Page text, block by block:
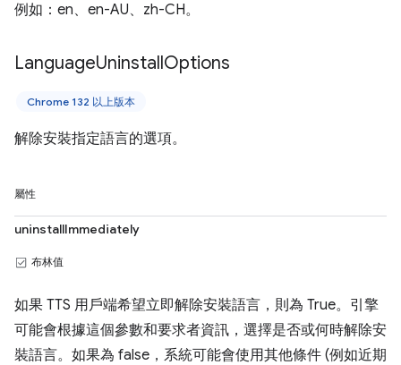
例如：en、en-AU、zh-CH。
LanguageUninstallOptions
Chrome 132 以上版本
解除安裝指定語言的選項。
屬性
uninstallImmediately
布林值
如果 TTS 用戶端希望立即解除安裝語言，則為 True。引擎
可能會根據這個參數和要求者資訊，選擇是否或何時解除安
裝語言。如果為 false，系統可能會使用其他條件 (例如近期